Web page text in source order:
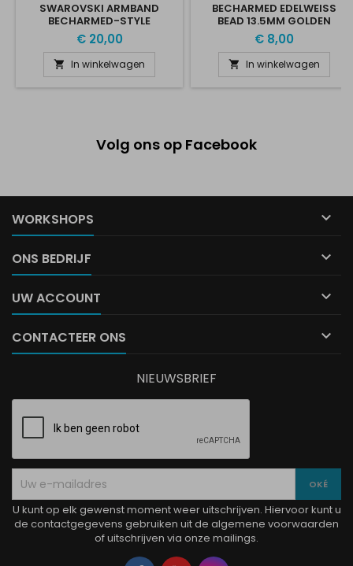
SWAROVSKI ARMBAND
BECHARMED-STYLE
€ 20,00
 In winkelwagen
BECHARMED EDELWEISS
BEAD 13.5MM GOLDEN
SHADOW
€ 8,00
 In winkelwagen
Volg ons op Facebook
WORKSHOPS 
ONS BEDRIJF 
UW ACCOUNT 
CONTACTEER ONS 
NIEUWSBRIEF
U kunt op elk gewenst moment weer uitschrijven. Hiervoor kunt u
de contactgegevens gebruiken uit de algemene voorwaarden
of uitschrijven via onze mailings.